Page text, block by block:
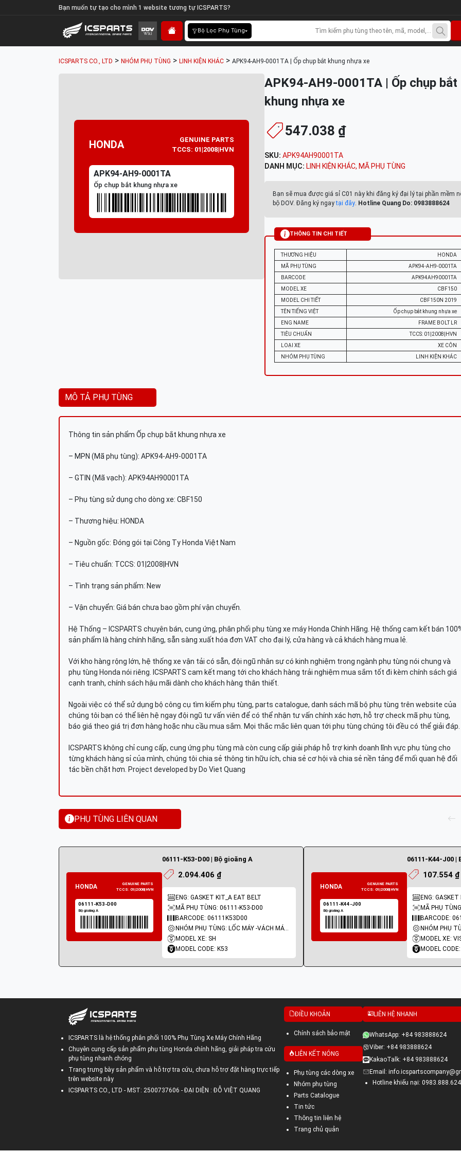
Bạn muốn tự tạo cho mình 1 website tương tự ICSPARTS?
Bộ Lọc Phụ Tùng
ICSPARTS CO., LTD > NHÓM PHỤ TÙNG > LINH KIỆN KHÁC > APK94-AH9-0001TA | Ốp chụp bắt khung nhựa xe
HONDA
GENUINE PARTS
TCCS: 01|2008|HVN
APK94-AH9-0001TA
Ốp chụp bắt khung nhựa xe
APK94-AH9-0001TA | Ốp chụp bắt
khung nhựa xe
547.038 ₫
SKU: APK94AH90001TA
DANH MỤC: LINH KIỆN KHÁC, MÃ PHỤ TÙNG
Bạn sẽ mua được giá sỉ C01 này khi đăng ký đại lý tại phần mềm
bộ DOV. Đăng ký ngaytại đây. Hotline Quang Do: 0983888624
THÔNG TIN CHI TIẾT
THƯƠNG HIỆU
HONDA
MÃ PHỤ TÙNG
APK94-AH9-0001TA
BARCODE
APK94AH90001TA
MODEL XE
CBF150
MODEL CHI TIẾT
CBF150N 2019
TÊN TIẾNG VIỆT
Ốp chụp bắt khung nhựa xe
ENG NAME
FRAME BOLT LR
TIÊU CHUẨN
TCCS: 01|2008|HVN
LOẠI XE
XE CÔN
NHÓM PHỤ TÙNG
LINH KIỆN KHÁC
MÔ TẢ PHỤ TÙNG
Thông tin sản phẩm Ốp chụp bắt khung nhựa xe
– MPN (Mã phụ tùng): APK94-AH9-0001TA
– GTIN (Mã vạch): APK94AH90001TA
– Phụ tùng sử dụng cho dòng xe: CBF150
– Thương hiệu: HONDA
– Nguồn gốc: Đóng gói tại Công Ty Honda Việt Nam
– Tiêu chuẩn: TCCS: 01|2008|HVN
– Tình trạng sản phẩm: New
– Vận chuyển: Giá bán chưa bao gồm phí vận chuyển.
Hệ Thống – ICSPARTS chuyên bán, cung ứng, phân phối phụ tùng xe máy Honda Chính Hãng. Hệ thống cam kết bán
sản phẩm là hàng chính hãng, sẵn sàng xuất hóa đơn VAT cho đại lý, cửa hàng và cả khách hàng mua lẻ.
Với kho hàng rộng lớn, hệ thống xe vận tải có sẵn, đội ngũ nhân sự có kinh nghiệm trong ngành phụ tùng nói chung và
phụ tùng Honda nói riêng. ICSPARTS cam kết mang tới cho khách hàng trải nghiệm mua sắm tốt đi kèm chính sách giá
cạnh tranh, chính sách hậu mãi dành cho khách hàng thân thiết.
Ngoài việc có thể sử dụng bộ công cụ tìm kiếm phụ tùng, parts catalogue, danh sách mã bộ phụ tùng trên website của
chúng tôi bạn có thể liên hệ ngay đội ngũ tư vấn viên để có thể nhận tư vấn chính xác hơn, hỗ trợ check mã phụ tùng,
báo giá theo giá trị đơn hàng hoặc nhu cầu mua sắm. Mọi thắc mắc liên quan tới phụ tùng chúng tôi đều có thể giải đáp.
ICSPARTS không chỉ cung cấp, cung ứng phụ tùng mà còn cung cấp giải pháp hỗ trợ kinh doanh lĩnh vực phụ tùng cho
từng khách hàng sỉ của mình, chúng tôi chia sẻ thông tin hữu ích, chia sẻ cơ hội và chia sẻ nền tảng để mối quan hệ đối
tác bền chặt hơn. Project developed by Do Viet Quang
PHỤ TÙNG LIÊN QUAN
06111-K53-D00 | Bộ gioăng A
2.094.406 ₫
ENG: GASKET KIT_A EAT BELT
MÃ PHỤ TÙNG: 06111-K53-D00
BARCODE: 06111K53D00
NHÓM PHỤ TÙNG: LỐC MÁY -VÁCH MÁY - GIOĂNG MÁY
MODEL XE: SH
MODEL CODE: K53
06111-K44-J00 |
107.554 ₫
ENG: GASKET
MÃ PHỤ
BARCODE:
MODEL XE:
MODEL
ICSPARTS là hệ thống phân phối 100% Phụ Tùng Xe Máy Chính Hãng
Chuyên cung cấp sản phẩm phụ tùng Honda chính hãng, giải pháp tra cứu
phụ tùng nhanh chóng
Trang trưng bày sản phẩm và hỗ trợ tra cứu, chưa hỗ trợ đặt hàng trực tiếp
trên website này
ICSPARTS CO., LTD - MST: 2500737606 - ĐẠI DIỆN : ĐỖ VIỆT QUANG
ĐIỀU KHOẢN
Chính sách bảo mật
LIÊN KẾT NÓNG
Phụ tùng các dòng xe
Nhóm phụ tùng
Parts Catalogue
Tin tức
Thông tin liên hệ
Trang chủ quản
LIÊN HỆ NHANH
WhatsApp: +84 983888624
Viber: +84 983888624
KakaoTalk: +84 983888624
Email:
Hotline khiếu nại: 0983.888.624